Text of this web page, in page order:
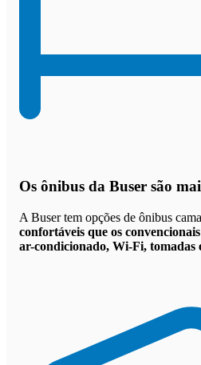
Os ônibus da Buser são
A Buser tem opções de ônibus
confortáveis que os convencionais
ar-condicionado, Wi-Fi, tomadas